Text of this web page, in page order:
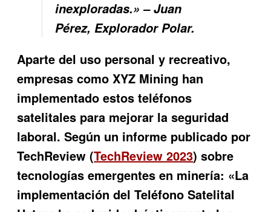
inexploradas.» – Juan
Pérez, Explorador Polar.
Aparte del uso personal y recreativo,
empresas como XYZ Mining han
implementado estos teléfonos
satelitales para mejorar la seguridad
laboral. Según un informe publicado por
TechReview (TechReview 2023) sobre
tecnologías emergentes en minería: «La
implementación del Teléfono Satelital